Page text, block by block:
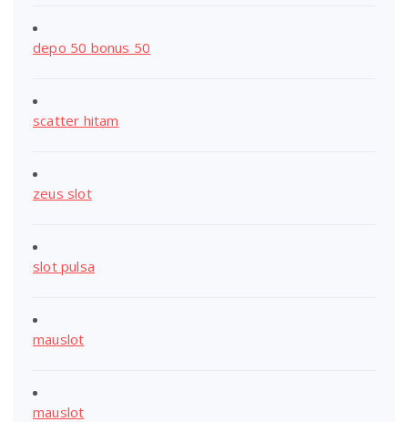
depo 50 bonus 50
scatter hitam
zeus slot
slot pulsa
mauslot
mauslot